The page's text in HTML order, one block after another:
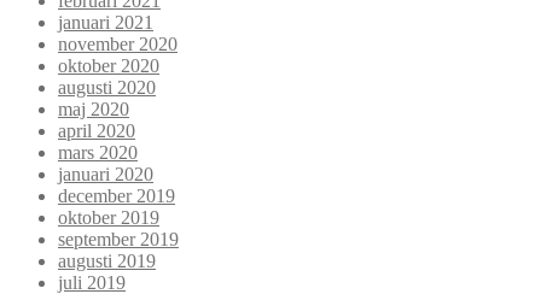
januari 2021
november 2020
oktober 2020
augusti 2020
maj 2020
april 2020
mars 2020
januari 2020
december 2019
oktober 2019
september 2019
augusti 2019
juli 2019